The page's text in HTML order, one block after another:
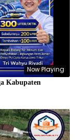
Now Playing
Kabupaten